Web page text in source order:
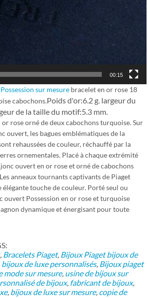
00:15
sur mesure bracelet en or rose 18
cabochons.Poids d'or:6.2 g. largeur du
de la taille du motif:5.3 mm.
or rose orné de deux cabochons turquoise. Sur
ouvert, les bagues emblématiques de la
rehaussées de couleur, réchauffé par la
ornementales. Placé à chaque extrémité
ouvert en or rose et orné de cabochons
anneaux tournants captivants de Piaget
touche de couleur. Porté seul ou
ouvert Possession en or rose et turquoise
dynamique et énergisant pour toute
, Bracelets Piaget, Bijoux Piaget bijoux de
bijoux de luxe personnalisés, Bijoux piaget
mode sur mesure, usine de bijoux sur
de bijoux, fabricant de bijoux,
, bijoux de luxe sur mesure, copie de